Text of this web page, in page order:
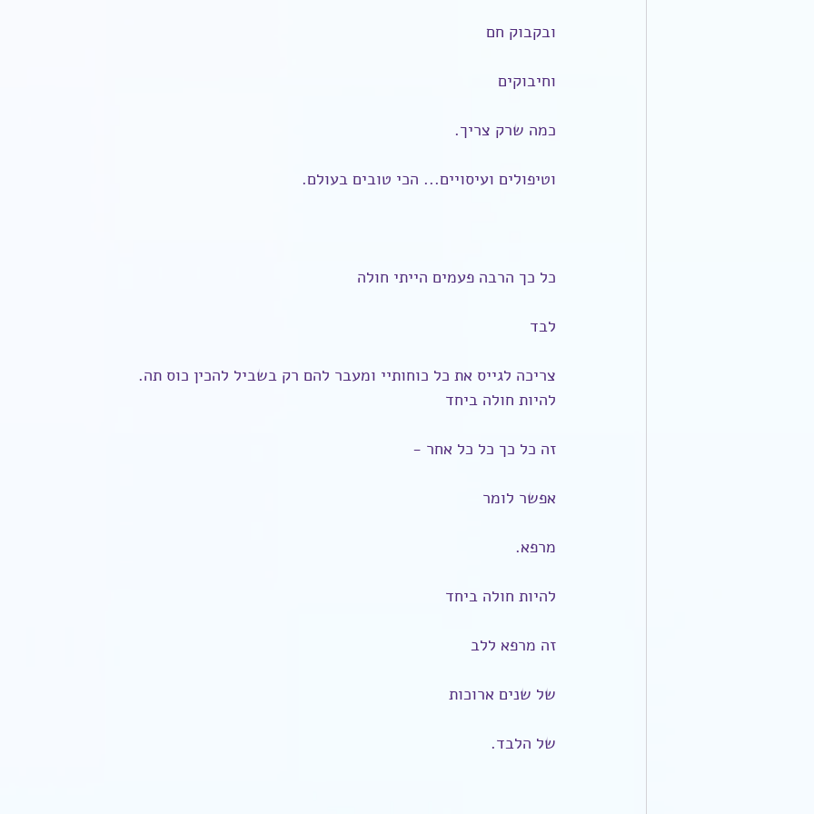
ובקבוק חם
וחיבוקים
כמה שרק צריך.
וטיפולים ועיסויים... הכי טובים בעולם.
כל כך הרבה פעמים הייתי חולה
לבד
צריכה לגייס את כל כוחותיי ומעבר להם רק בשביל להכין כוס תה.
להיות חולה ביחד
זה כל כך כל כל אחר -
אפשר לומר
מרפא.
להיות חולה ביחד
זה מרפא ללב
של שנים ארוכות
של הלבד.